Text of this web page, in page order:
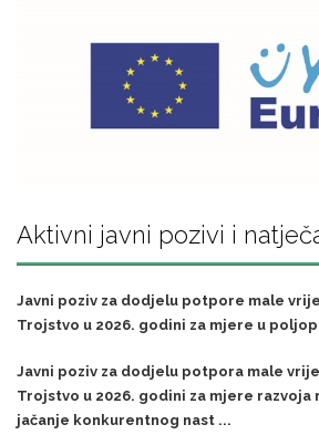
Aktivni javni pozivi i
Javni poziv za dodjelu potpore male
Trojstvo u 2026. godini za mjere u
Javni poziv za dodjelu potpora male
Trojstvo u 2026. godini za mjere razvoja
jačanje konkurentnog nast ...